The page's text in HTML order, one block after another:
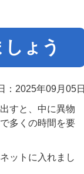
ょう
：2025年09月05日
すと、中に異物
多くの時間を要
ットに入れまし